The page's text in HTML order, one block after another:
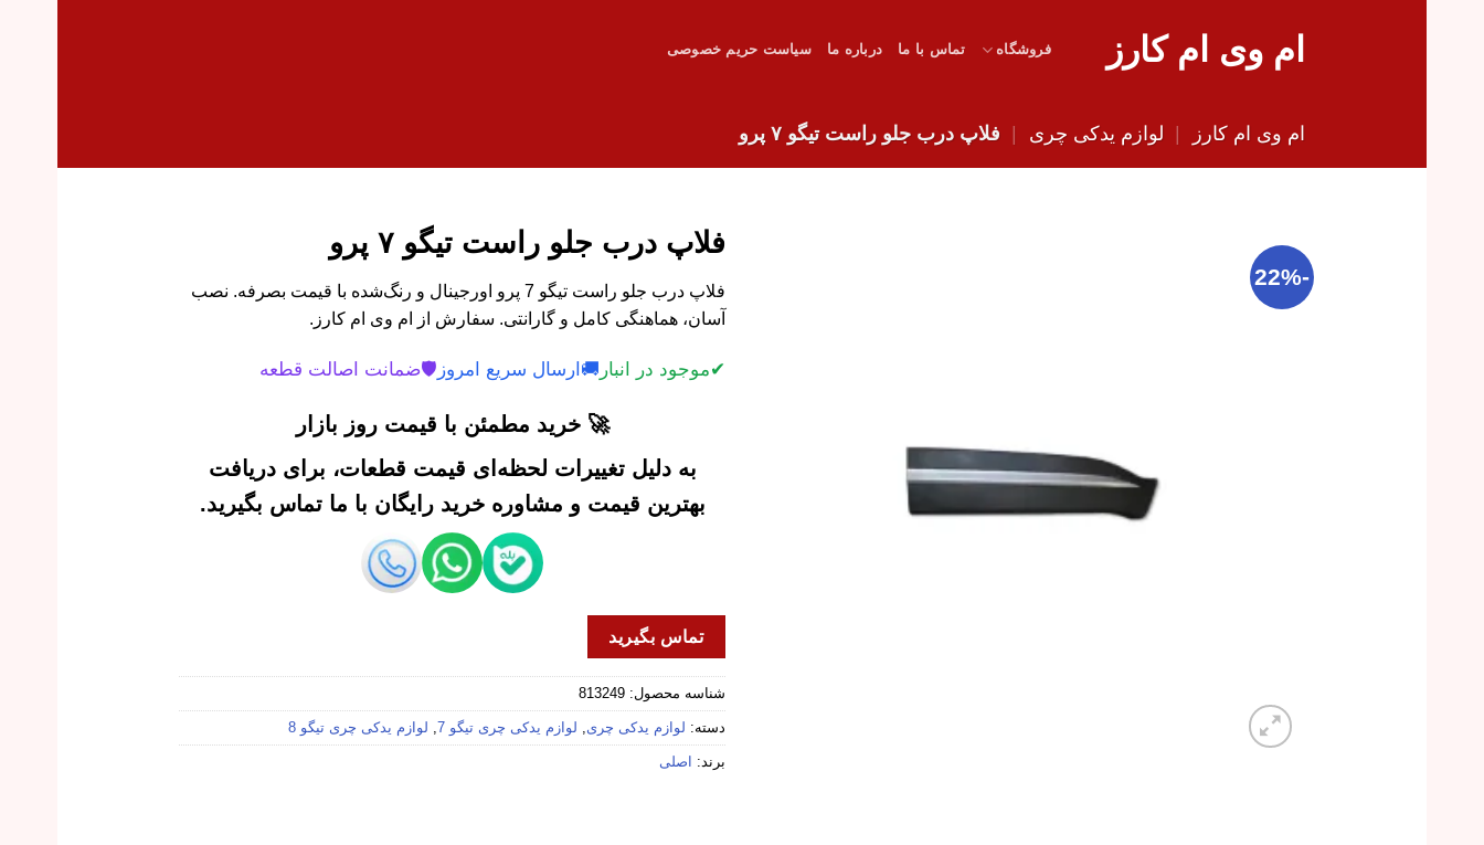
ام وی ام کارز فروشگاه تماس با ما درباره ما سیاست حریم خصوصی
ام وی ام کارز | لوازم یدکی چری | فلاپ درب جلو راست تیگو ۷ پرو
-22%
فلاپ درب جلو راست تیگو ۷ پرو
فلاپ درب جلو راست تیگو 7 پرو اورجینال و رنگ‌شده با قیمت بصرفه. نصب
آسان، هماهنگی کامل و گارانتی. سفارش از ام وی ام کارز.
✔موجود در انبار 🚚 ارسال سریع امروز 🛡️ضمانت اصالت قطعه
🚀 خرید مطمئن با قیمت روز بازار
به دلیل تغییرات لحظه‌ای قیمت قطعات، برای دریافت
بهترین قیمت و مشاوره خرید رایگان با ما تماس بگیرید.
تماس بگیرید
شناسه محصول: 813249
دسته: لوازم یدکی چری لوازم یدکی چری تیگو 7 لوازم یدکی چری تیگو 8
برند: اصلی